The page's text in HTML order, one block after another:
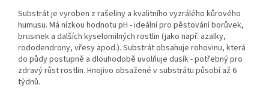
Substrát je vyroben z rašeliny a kvalitního vyzrálého kůrového
humusu. Má nízkou hodnotu pH - ideální pro pěstování borůvek,
brusinek a dalších kyselomilných rostlin (jako např. azalky,
rododendrony, vřesy apod.). Substrát obsahuje rohovinu, která
do půdy postupně a dlouhodobě uvolňuje dusík - potřebný pro
zdravý růst rostlin. Hnojivo obsažené v substrátu působí až 6
týdnů.